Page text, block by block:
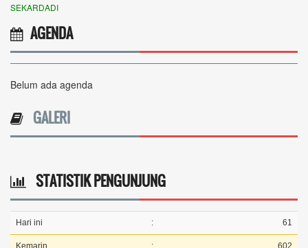
SEKARDADI
AGENDA
Belum ada agenda
GALERI
STATISTIK PENGUNJUNG
Hari ini : 61
Kemarin : 602